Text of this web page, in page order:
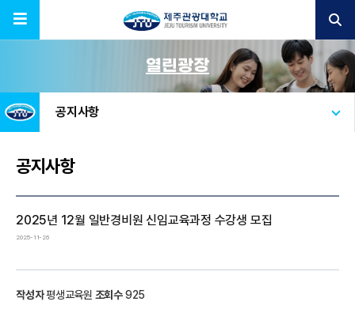
열린광장
공지사항
공지사항
​2025년 12월 일반경비원 신임교육과정 수강생 모집
2025-11-26
작성자평생교육원 조회수925